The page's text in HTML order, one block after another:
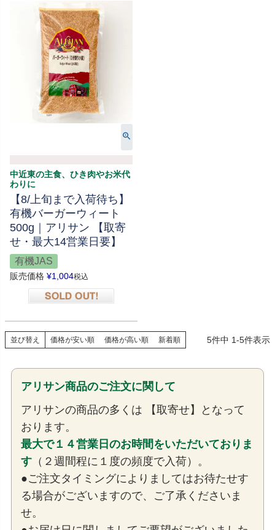
中近東の主食、ひき肉やお米代
わりに
【8/上旬まで入荷待ち】
有機バーガーウィート
500g｜アリサン 【取寄
せ・最大14営業日要】
有機JAS
販売価格 ¥1,004税込
並び替え 価格が安い順 価格が高い順 新着順 5件中 1-5件表示
アリサン商品のご注文に関して
アリサンの商品の多くは 【取寄せ】となって
おります。
最大で１４営業日のお時間をいただいておりま
す （２週間程に１度の頻度で入荷）。
●ご注文タイミングによりましてはお待たせす
る場合がございますので、ご了承くださいま
せ。